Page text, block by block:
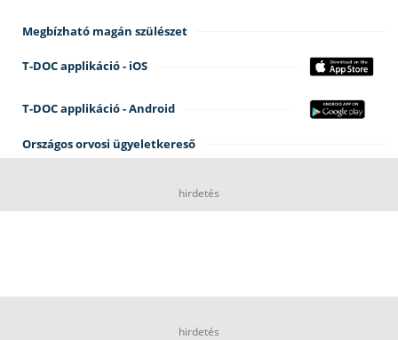
Megbízható magán szülészet
T-DOC applikáció - iOS
T-DOC applikáció - Android
Országos orvosi ügyeletkereső
hirdetés
hirdetés